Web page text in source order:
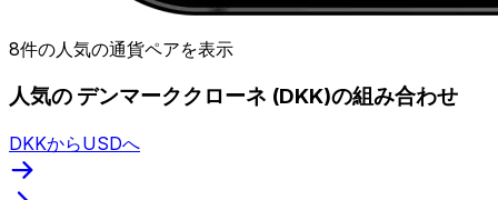
8件の人気の通貨ペアを表示
人気の デンマーククローネ (DKK)の組み合わせ
DKKからUSDへ